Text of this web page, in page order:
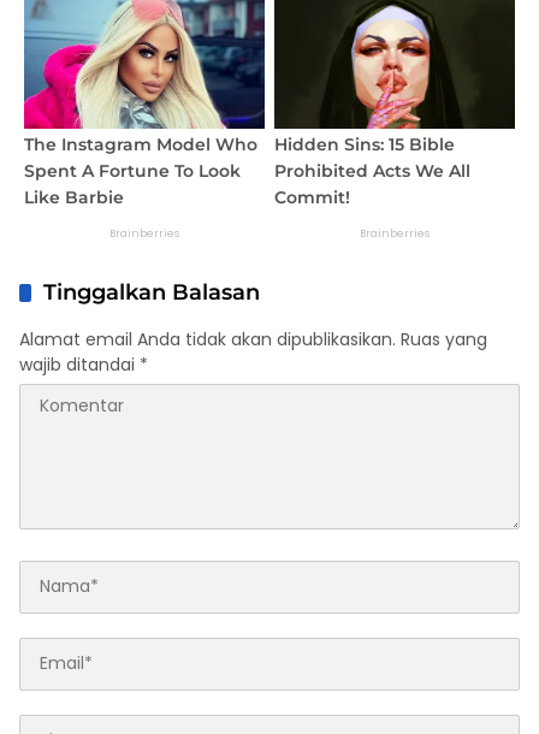
Tinggalkan Balasan
Alamat email Anda tidak akan dipublikasikan. Ruas yang
wajib ditandai *